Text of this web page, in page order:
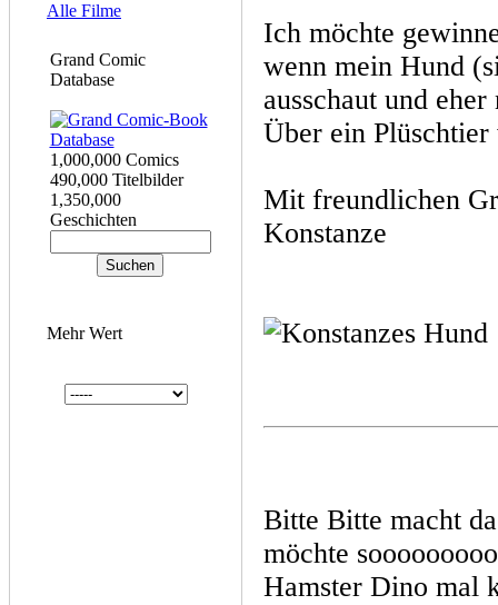
Alle Filme
Grand Comic
Database
1,000,000 Comics
490,000 Titelbilder
1,350,000
Geschichten
Mehr Wert
Ich möchte
wenn mein Hund
ausschaut und
Über ein
Mit freundlichen
Konstanze
Bitte Bitte macht
möchte
Hamster Dino mal